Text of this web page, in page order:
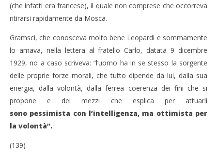
(che infatti era francese), il quale non comprese che occorreva
ritirarsi rapidamente da Mosca.
Gramsci, che conosceva molto bene Leopardi e sommamente
lo amava, nella lettera al fratello Carlo, datata 9 dicembre
1929, no a caso scriveva: “l’uomo ha in se stesso la sorgente
delle proprie forze morali, che tutto dipende da lui, dalla sua
energia, dalla volontà, dalla ferrea coerenza dei fini che si
propone e dei mezzi che esplica per attuarli
sono pessimista con l’intelligenza, ma ottimista per
la volontà”.
(139)